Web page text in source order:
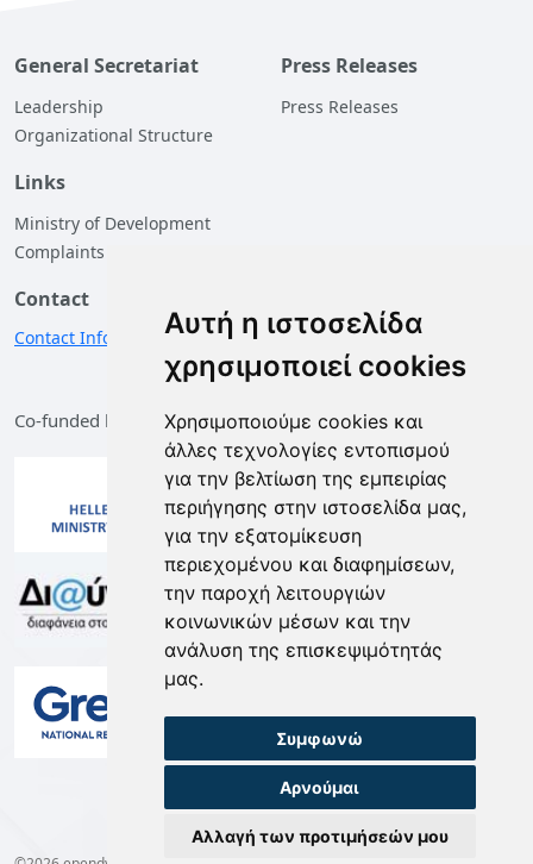
Αυτή η ιστοσελίδα
χρησιμοποιεί cookies
Χρησιμοποιούμε cookies και
άλλες τεχνολογίες εντοπισμού
για την βελτίωση της εμπειρίας
περιήγησης στην ιστοσελίδα μας,
για την εξατομίκευση
περιεχομένου και διαφημίσεων,
την παροχή λειτουργιών
κοινωνικών μέσων και την
ανάλυση της επισκεψιμότητάς
μας.
Συμφωνώ
Αρνούμαι
Αλλαγή των προτιμήσεών μου
General Secretariat
Leadership
Organizational Structure
Press Releases
Press Releases
Links
Ministry of Development
Complaints
Contact
Contact Information
Co-funded by the European Union and Greece